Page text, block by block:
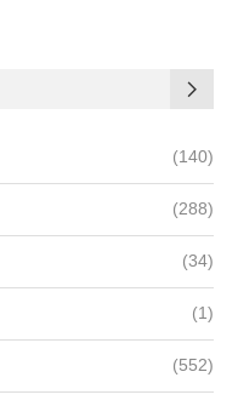
(140)
(288)
(34)
(1)
(552)